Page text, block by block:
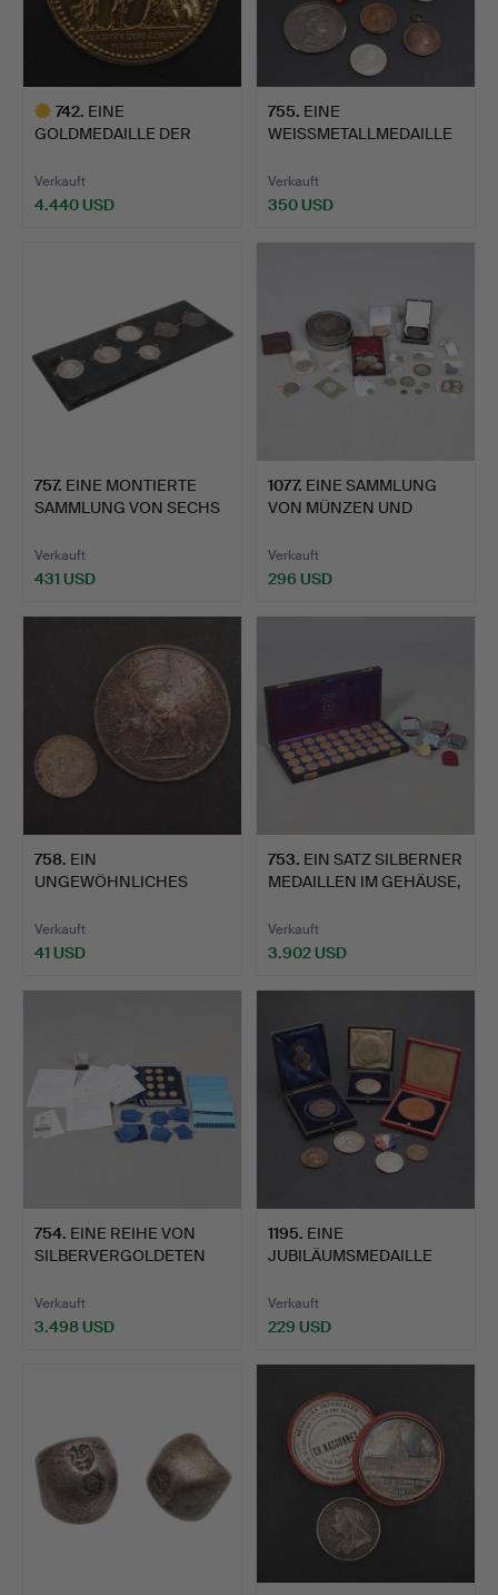
742. EINE
GOLDMEDAILLE DER
Verkauft
4.440 USD
755. EINE
WEISSMETALLMEDAILLE
Verkauft
350 USD
757. EINE MONTIERTE
SAMMLUNG VON SECHS
Verkauft
431 USD
1077. EINE SAMMLUNG
VON MÜNZEN UND
Verkauft
296 USD
758. EIN
UNGEWÖHNLICHES
MEDA…
Verkauft
41 USD
753. EIN SATZ SILBERNER
MEDAILLEN IM GEHÄUSE,
Verkauft
3.902 USD
754. EINE REIHE VON
SILBERVERGOLDETEN
Verkauft
3.498 USD
1195. EINE
JUBILÄUMSMEDAILLE
Verkauft
229 USD